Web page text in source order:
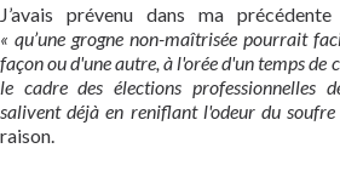
J’avais prévenu dans ma
« qu’une grogne non-maîtrisée pourrait
façon ou d'une autre, à l'orée d'un temps de
le cadre des élections professionnelles
salivent déjà en reniflant l'odeur du soufre
raison.